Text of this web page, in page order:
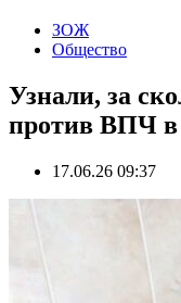
ЗОЖ
Общество
Узнали, за
против ВПЧ в
17.06.26 09:37